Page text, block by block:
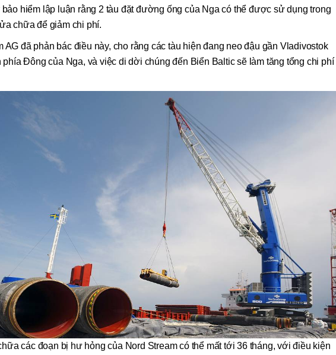
bảo hiểm lập luận rằng 2 tàu đặt đường ống của Nga có thể được sử dụng trong
chữa để giảm chi phí.
AG đã phản bác điều này, cho rằng các tàu hiện đang neo đậu gần Vladivostok
phía Đông của Nga, và việc di dời chúng đến Biển Baltic sẽ làm tăng tổng chi phí
các đoạn bị hư hỏng của Nord Stream có thể mất tới 36 tháng, với điều kiện